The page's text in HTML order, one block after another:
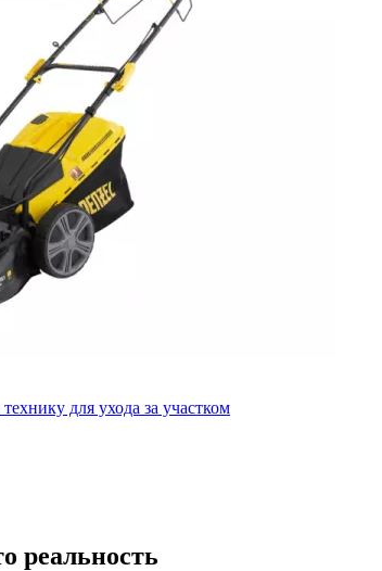
для ухода за участком
реальность